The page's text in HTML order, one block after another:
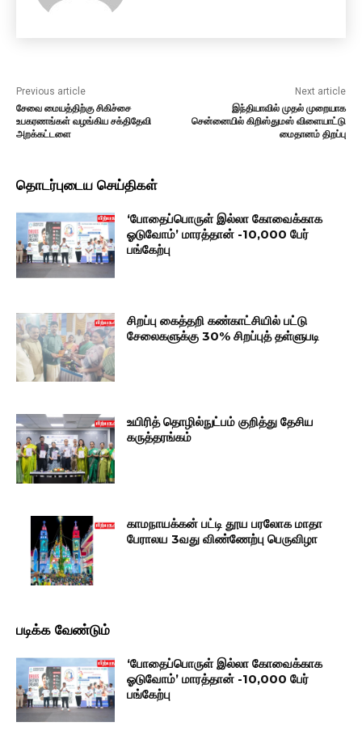
Previous article
சேவை மையத்திற்கு சிகிச்சை
உபகரணங்கள் வழங்கிய சக்திதேவி
அறக்கட்டளை
Next article
இந்தியாவில் முதல் முறையாக
சென்னையில் கிறிஸ்துமஸ் விளையாட்டு
மைதானம் திறப்பு
தொடர்புடைய செய்திகள்
‘போதைப்பொருள் இல்லா கோவைக்காக
ஓடுவோம்’ மாரத்தான் -10,000 பேர்
பங்கேற்பு
சிறப்பு கைத்தறி கண்காட்சியில் பட்டு
சேலைகளுக்கு 30% சிறப்புத் தள்ளுபடி
உயிரித் தொழில்நுட்பம் குறித்து தேசிய
கருத்தரங்கம்
காமநாயக்கன் பட்டி தூய பரலோக மாதா
பேராலய 3வது விண்ணேற்பு பெருவிழா
படிக்க வேண்டும்
‘போதைப்பொருள் இல்லா கோவைக்காக
ஓடுவோம்’ மாரத்தான் -10,000 பேர்
பங்கேற்பு